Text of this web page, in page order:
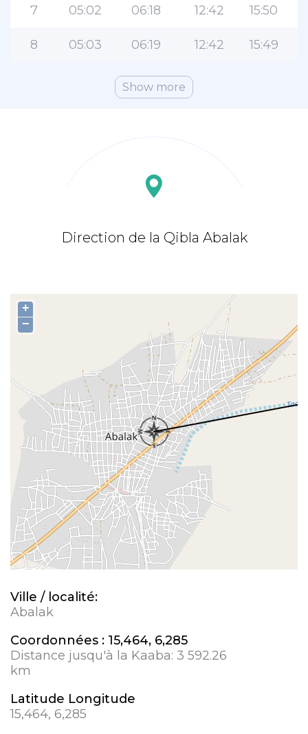
7 05:02 06:18 12:42 15:50
8 05:03 06:19 12:42 15:49
Show more
Direction de la Qibla Abalak
+
−
Ville / localité:
Abalak
Coordonnées : 15,464, 6,285
Distance jusqu'à la Kaaba: 3 592.26
km
Latitude Longitude
15,464, 6,285